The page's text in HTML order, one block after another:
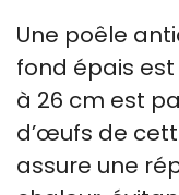
Une poêle
fond épais
à 26 cm est
d’œufs de
assure une